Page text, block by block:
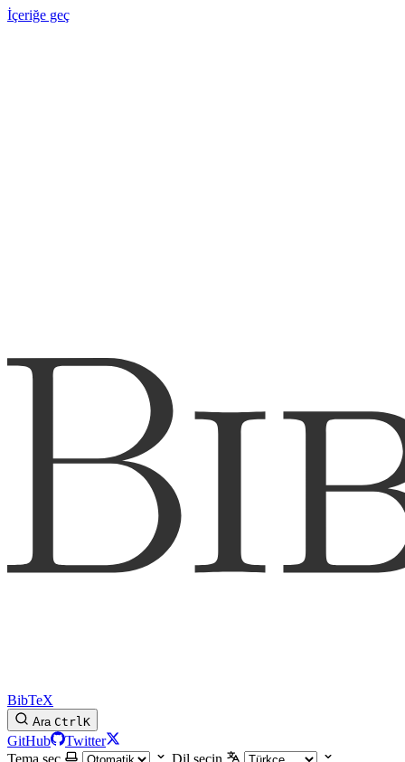
İçeriğe geç
BibTeX
Ara CtrlK
GitHub
Twitter
Tema seç
Dil seçin